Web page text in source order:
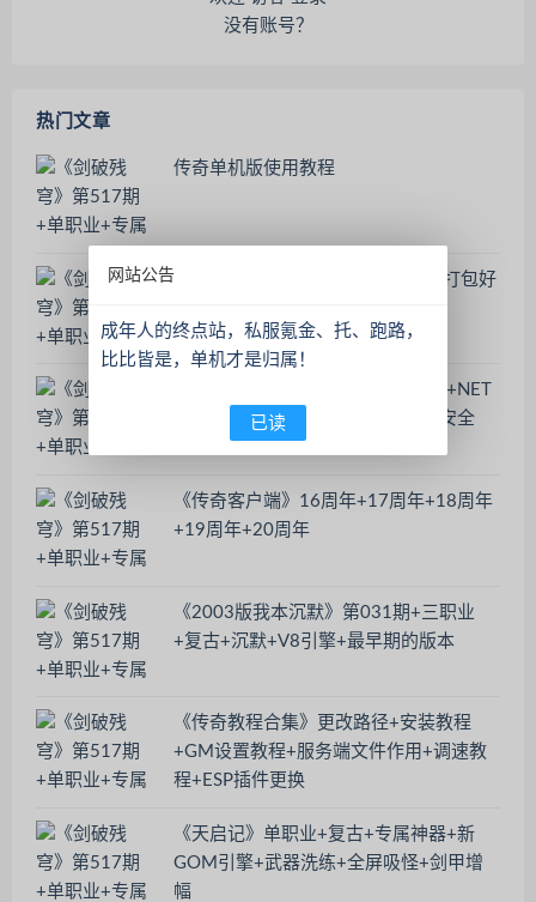
没有账号？
热门文章
传奇单机版使用教程
征途单机版本，需要虚拟机，一起打包好
《新手必看-游戏环境包》DLL修复+NET
运行库+微软运行库+防火墙+系统安全
《传奇客户端》16周年+17周年+18周年
+19周年+20周年
《2003版我本沉默》第031期+三职业
+复古+沉默+V8引擎+最早期的版本
《传奇教程合集》更改路径+安装教程
+GM设置教程+服务端文件作用+调速教
程+ESP插件更换
《天启记》单职业+复古+专属神器+新
GOM引擎+武器洗练+全屏吸怪+剑甲增
幅
网站公告
成年人的终点站，私服氪金、托、跑路，
比比皆是，单机才是归属！
已读